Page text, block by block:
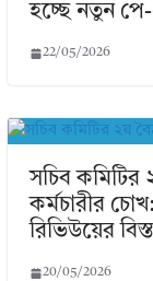
হচ্ছে নতুন
22/05/2026
সচিব কমিটির
কর্মচারীর
রিভিউয়ের
20/05/2026